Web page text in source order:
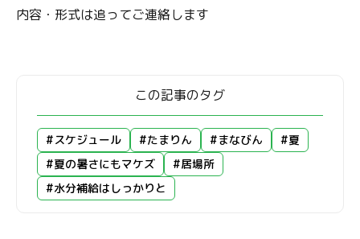
内容・形式は追ってご連絡します
この記事のタグ
#スケジュール #たまりん #まなびん
#夏
#夏の暑さにもマケズ
#居場所
#水分補給はしっかりと